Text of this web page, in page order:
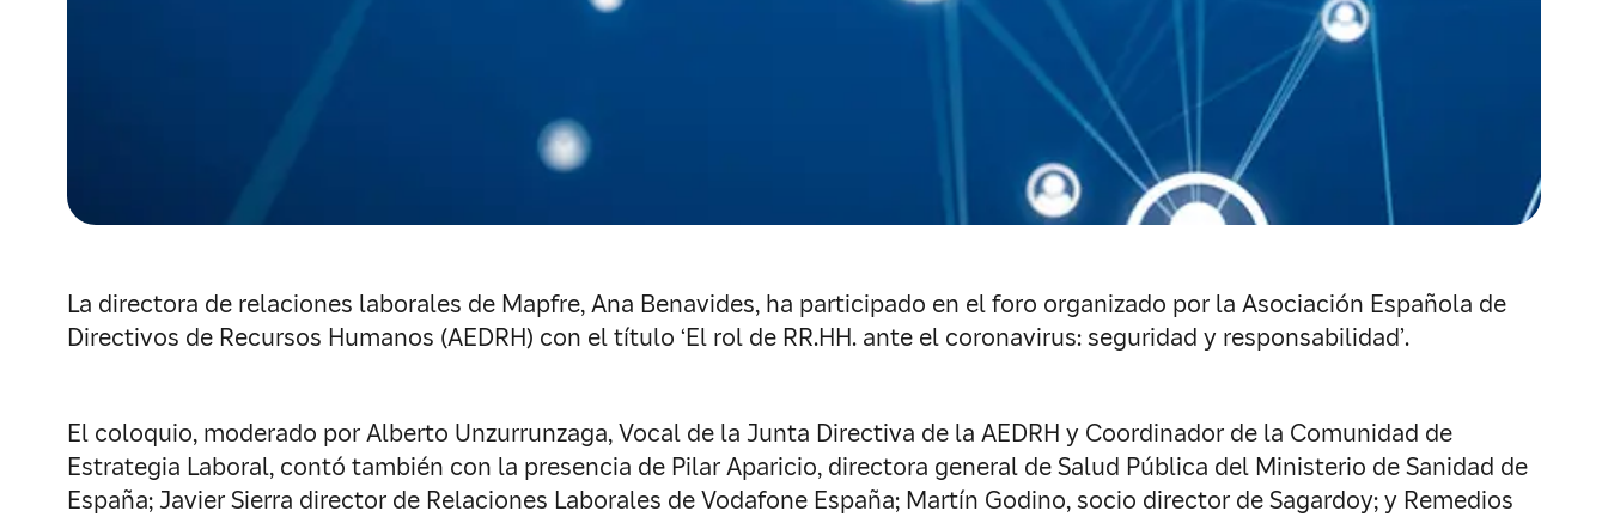
La directora de relaciones laborales de Mapfre, Ana Benavides, ha participado en el foro organizado por la Asociación Española de
Directivos de Recursos Humanos (AEDRH) con el título ‘El rol de RR.HH. ante el coronavirus: seguridad y responsabilidad’.
El coloquio, moderado por Alberto Unzurrunzaga, Vocal de la Junta Directiva de la AEDRH y Coordinador de la Comunidad de
Estrategia Laboral, contó también con la presencia de Pilar Aparicio, directora general de Salud Pública del Ministerio de Sanidad de
España; Javier Sierra director de Relaciones Laborales de Vodafone España; Martín Godino, socio director de Sagardoy; y Remedios